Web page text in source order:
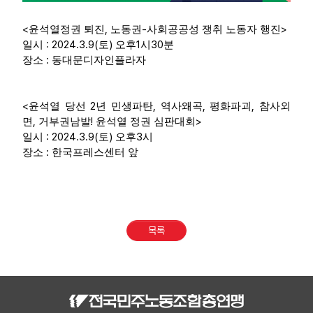
<윤석열정권 퇴진 , 노동권 -사회공공성 쟁취 노동자 행진 >
일시 : 2024.3.9(토) 오후1시 30분
장소 : 동대문디자인플라자
<윤석열 당선2년 민생파탄, 역사왜곡, 평화파괴 , 참사외
면 , 거부권남발! 윤석열 정권 심판대회 >
일시 : 2024.3.9(토) 오후3시
장소 : 한국프레스센터 앞
목록